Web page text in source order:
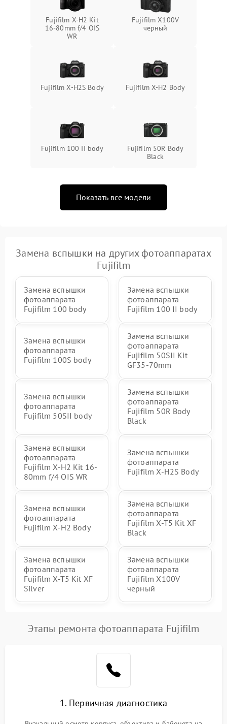
Fujifilm X-H2 Kit
16-80mm f/4 OIS
WR
Fujifilm X100V
черный
Fujifilm X-H2S Body Fujifilm X-H2 Body
Fujifilm 100 II body
Fujifilm 50R Body
Black
Показать все модели
Замена вспышки на других фотоаппаратах
Fujifilm
Замена вспышки
фотоаппарата
Fujifilm 100 body
Замена вспышки
фотоаппарата
Fujifilm 100 II body
Замена вспышки
фотоаппарата
Fujifilm 100S body
Замена вспышки
фотоаппарата
Fujifilm 50SII Kit
GF35-70mm
Замена вспышки
фотоаппарата
Fujifilm 50SII body
Замена вспышки
фотоаппарата
Fujifilm 50R Body
Black
Замена вспышки
фотоаппарата
Fujifilm X-H2 Kit 16-
80mm f/4 OIS WR
Замена вспышки
фотоаппарата
Fujifilm X-H2S Body
Замена вспышки
фотоаппарата
Fujifilm X-H2 Body
Замена вспышки
фотоаппарата
Fujifilm X-T5 Kit XF
Black
Замена вспышки
фотоаппарата
Fujifilm X-T5 Kit XF
Silver
Замена вспышки
фотоаппарата
Fujifilm X100V
черный
Этапы ремонта фотоаппарата Fujifilm
1. Первичная диагностика